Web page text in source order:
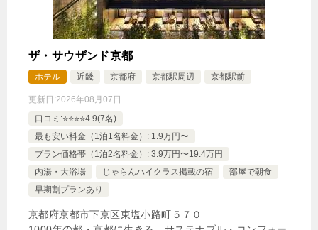
ザ・サウザンド京都
ホテル 近畿 京都府 京都駅周辺 京都駅前
更新日:2026年08月07日
口コミ:⭐️⭐️⭐️⭐️4.9(7名)
最も安い料金（1泊1名料金）: 1.9万円〜
プラン価格帯（1泊2名料金）: 3.9万円〜19.4万円
内湯・大浴場
じゃらんハイクラス掲載の宿
部屋で朝食
早期割プランあり
京都府京都市下京区東塩小路町５７０